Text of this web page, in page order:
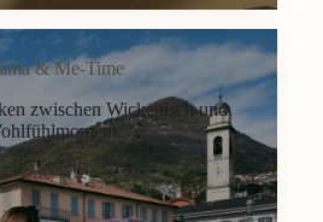
& Me-Time
zwischen Wickeltisch und
Lifestyle